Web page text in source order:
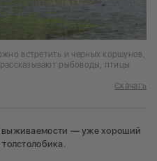
встретить и черных коршунов,
рыбоводы, птицы
Скачать
выживаемости — уже хороший